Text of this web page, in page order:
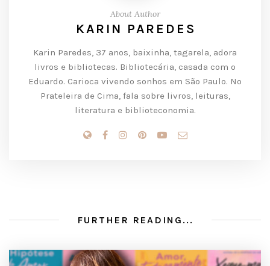
About Author
KARIN PAREDES
Karin Paredes, 37 anos, baixinha, tagarela, adora
livros e bibliotecas. Bibliotecária, casada com o
Eduardo. Carioca vivendo sonhos em São Paulo. No
Prateleira de Cima, fala sobre livros, leituras,
literatura e biblioteconomia.
FURTHER READING...